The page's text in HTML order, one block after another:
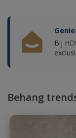
Bij
Behang